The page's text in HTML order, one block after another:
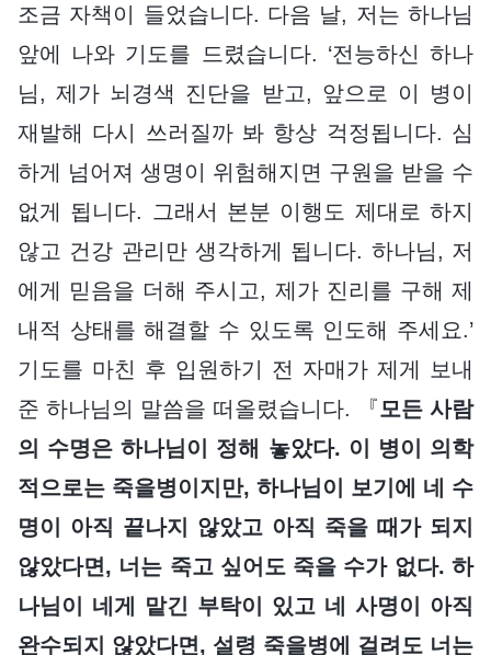
조금 자책이 들었습니다. 다음 날, 저는 하나님
앞에 나와 기도를 드렸습니다. ‘전능하신 하나
님, 제가 뇌경색 진단을 받고, 앞으로 이 병이
재발해 다시 쓰러질까 봐 항상 걱정됩니다. 심
하게 넘어져 생명이 위험해지면 구원을 받을 수
없게 됩니다. 그래서 본분 이행도 제대로 하지
않고 건강 관리만 생각하게 됩니다. 하나님, 저
에게 믿음을 더해 주시고, 제가 진리를 구해 제
내적 상태를 해결할 수 있도록 인도해 주세요.’
기도를 마친 후 입원하기 전 자매가 제게 보내
준 하나님의 말씀을 떠올렸습니다. 『모든 사람
의 수명은 하나님이 정해 놓았다. 이 병이 의학
적으로는 죽을병이지만, 하나님이 보기에 네 수
명이 아직 끝나지 않았고 아직 죽을 때가 되지
않았다면, 너는 죽고 싶어도 죽을 수가 없다. 하
나님이 네게 맡긴 부탁이 있고 네 사명이 아직
완수되지 않았다면, 설령 죽을병에 걸려도 너는